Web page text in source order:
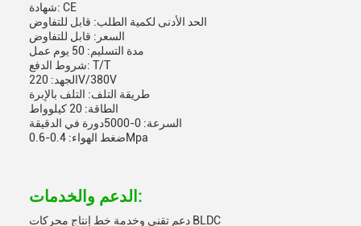
شهادة: CE
الحد الأدنى لكمية الطلب: قابل للتفاوض
السعر: قابل للتفاوض
مدة التسليم: 50 يوم عمل
شروط الدفع: T/T
الجهد: 220V/380V
طريقة التلف: التلف بالإبرة
الطاقة: 20 كيلوواط
السرعة: 0-5000دورة في الدقيقة
ضغط الهواء: 0.4-0.6Mpa
الدعم والخدمات:
دعم تقني وخدمة خط إنتاج محركات BLDC